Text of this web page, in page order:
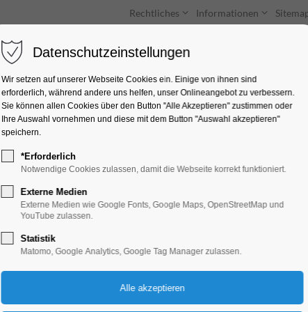
Rechtliches Informationen
Unterkünfte Entdecken & Erleben
Restaurant Mati
Berner Straße 7a, 14772
Datenschutzeinstellungen
Wir setzen auf unserer Webseite Cookies ein. Einige von ihnen sind
erforderlich, während andere uns helfen, unser Onlineangebot zu verbessern.
Sie können allen Cookies über den Button "Alle Akzeptieren" zustimmen oder
Ihre Auswahl vornehmen und diese mit dem Button "Auswahl akzeptieren"
speichern.
*Erforderlich
Notwendige Cookies zulassen, damit die Webseite korrekt funktioniert.
Externe Medien
Externe Medien wie Google Fonts, Google Maps, OpenStreetMap und
YouTube zulassen.
Statistik
Matomo, Google Analytics, Google Tag Manager zulassen.